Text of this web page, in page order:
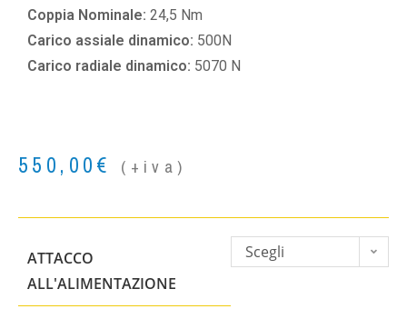
Coppia Nominale: 24,5 Nm
Carico assiale dinamico: 500N
Carico radiale dinamico: 5070 N
550,00€ (+iva)
ATTACCO
ALL'ALIMENTAZIONE
Scegli